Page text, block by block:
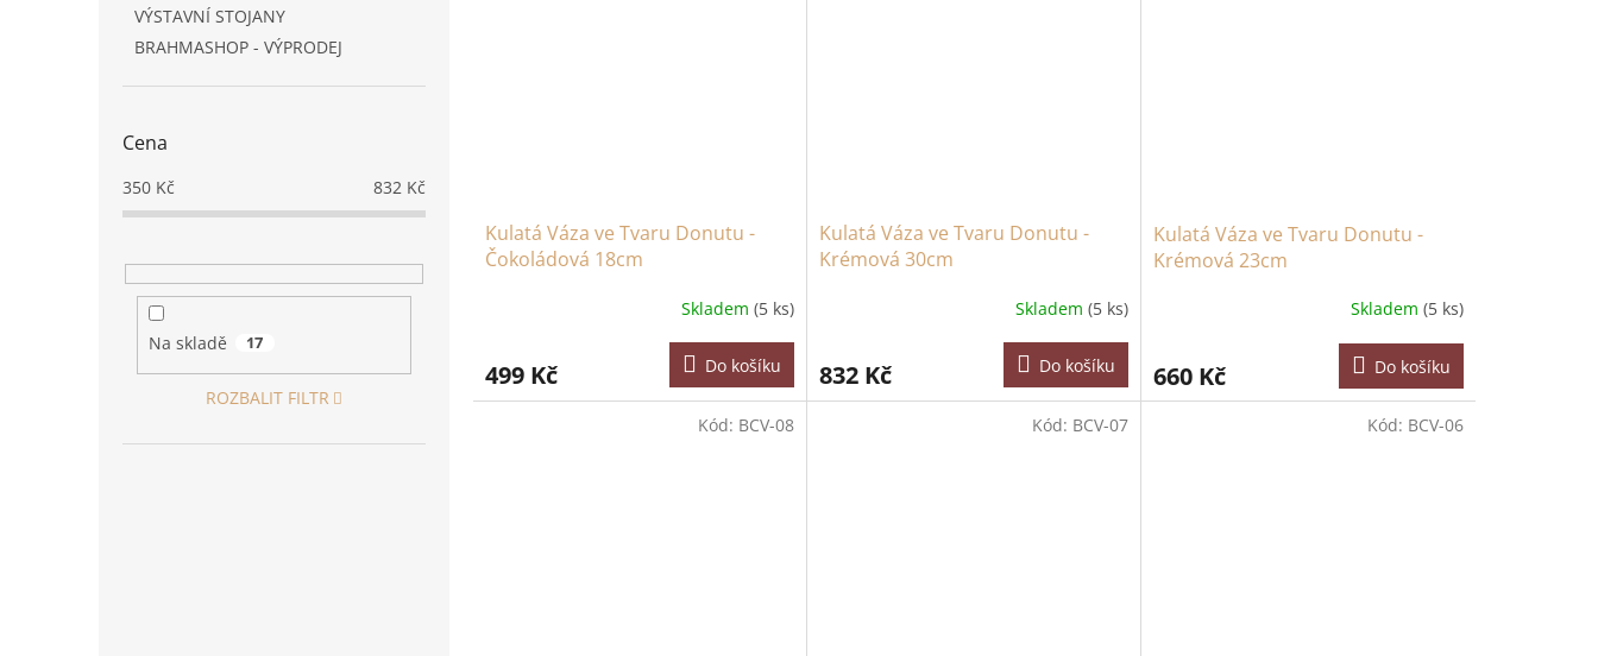
VÝSTAVNÍ STOJANY
BRAHMASHOP - VÝPRODEJ
Cena
350 Kč 832 Kč
Na skladě 17
ROZBALIT FILTR
Kulatá Váza ve Tvaru Donutu -
Čokoládová 18cm
Skladem (5 ks)
499 Kč Do košíku
Kulatá Váza ve Tvaru Donutu -
Krémová 30cm
Skladem (5 ks)
832 Kč Do košíku
Kulatá Váza ve Tvaru Donutu -
Krémová 23cm
Skladem (5 ks)
660 Kč Do košíku
Kód: BCV-08 Kód: BCV-07 Kód: BCV-06